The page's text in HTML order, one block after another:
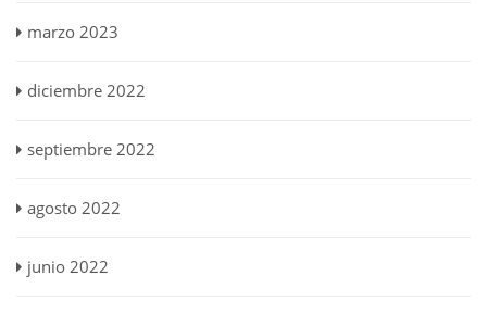
marzo 2023
diciembre 2022
septiembre 2022
agosto 2022
junio 2022